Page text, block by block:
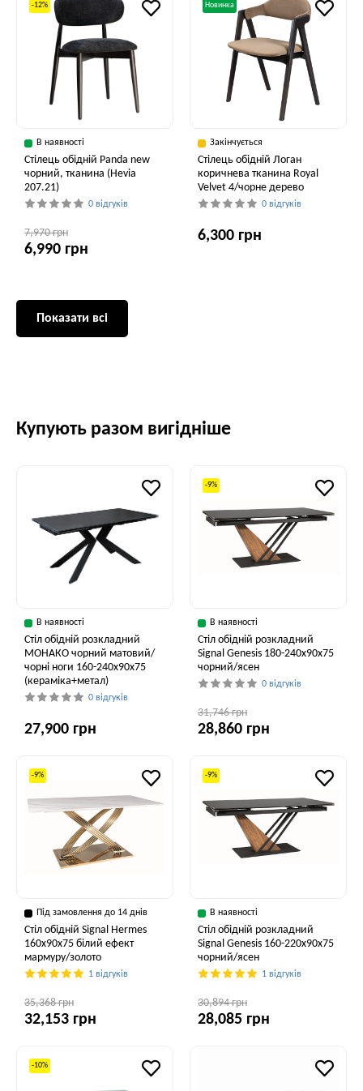
-12%
В наявності
Стілець обідній Panda new
чорний, тканина (Hevia
207.21)
0 відгуків
7,970 грн
6,990 грн
Новинка
Закінчується
Стілець обідній Логан
коричнева тканина Royal
Velvet 4/чорне дерево
0 відгуків
6,300 грн
Показати всі
Купують разом вигідніше
В наявності
Стіл обідній розкладний
МОНАКО чорний матовий/
чорні ноги 160-240x90x75
(кераміка+метал)
0 відгуків
27,900 грн
-9%
В наявності
Стіл обідній розкладний
Signal Genesis 180-240x90x75
чорний/ясен
0 відгуків
31,746 грн
28,860 грн
-9%
Під замовлення до 14 днів
Стіл обідній Signal Hermes
160x90x75 білий ефект
мармуру/золото
1 відгуків
35,368 грн
32,153 грн
-9%
В наявності
Стіл обідній розкладний
Signal Genesis 160-220x90x75
чорний/ясен
1 відгуків
30,894 грн
28,085 грн
-10%